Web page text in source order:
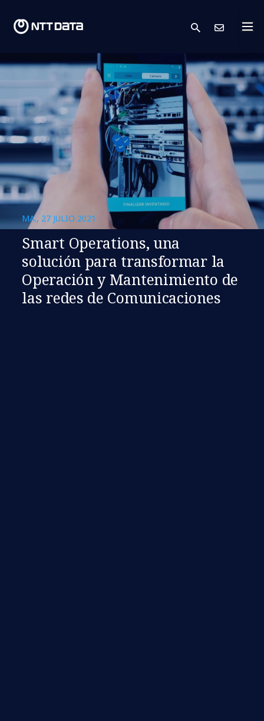
search
MA., 27 JULIO 2021
Smart Operations, una
solución para transformar la
Operación y Mantenimiento de
las redes de Comunicaciones